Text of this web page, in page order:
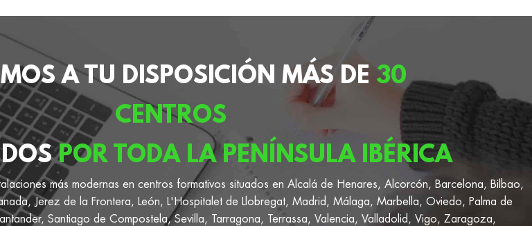
A TU DISPOSICIÓN MÁS DE 30
CENTROS
POR TODA LA PENÍNSULA IBÉRICA
más modernas en centros formativos situados en Alcalá de Henares, Alcorcón, Barcelona, Bilbao,
Jerez de la Frontera, León, L'Hospitalet de Llobregat, Madrid, Málaga, Marbella, Oviedo, Palma de
Santiago de Compostela, Sevilla, Tarragona, Terrassa, Valencia, Valladolid, Vigo, Zaragoza,